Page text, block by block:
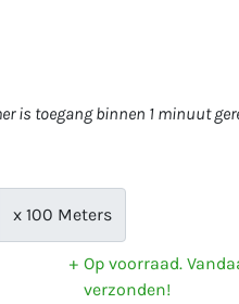
is toegang binnen 1 minuut
x 100 Meters
Op voorraad.
verzonden!